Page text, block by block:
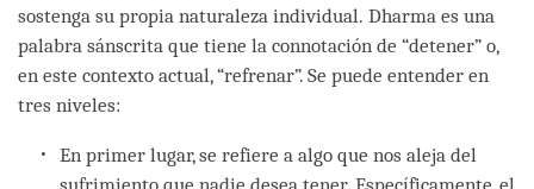
sostenga su propia naturaleza individual. Dharma es una
palabra sánscrita que tiene la connotación de “detener” o,
en este contexto actual, “refrenar”. Se puede entender en
tres niveles:
En primer lugar, se refiere a algo que nos aleja del